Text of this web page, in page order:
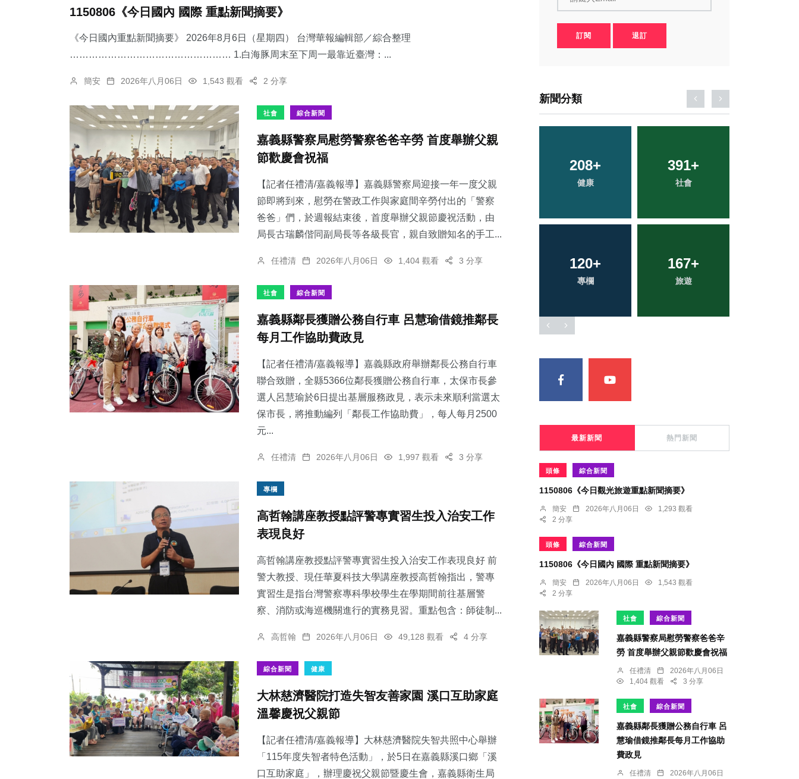
1150806《今日國內 國際 重點新聞摘要》
《今日國內重點新聞摘要》 2026年8月6日（星期四） 台灣華報編輯部／綜合整理
…………………………………………… 1.​白海豚周末至下周一最靠近臺灣：...
簡安 2026年八月06日 1,543 觀看 2 分享
社會 綜合新聞
嘉義縣警察局慰勞警察爸爸辛勞 首度舉辦父親
節歡慶會祝福
【記者任禮清/嘉義報導】嘉義縣警察局迎接一年一度父親
節即將到來，慰勞在警政工作與家庭間辛勞付出的「警察
爸爸」們，於週報結束後，首度舉辦父親節慶祝活動，由
局長古瑞麟偕同副局長等各級長官，親自致贈知名的手工...
任禮清 2026年八月06日 1,404 觀看 3 分享
社會 綜合新聞
嘉義縣鄰長獲贈公務自行車 呂慧瑜借鏡推鄰長
每月工作協助費政見
【記者任禮清/嘉義報導】嘉義縣政府舉辦鄰長公務自行車
聯合致贈，全縣5366位鄰長獲贈公務自行車，太保市長參
選人呂慧瑜於6日提出基層服務政見，表示未來順利當選太
保市長，將推動編列「鄰長工作協助費」，每人每月2500
元...
任禮清 2026年八月06日 1,997 觀看 3 分享
專欄
高哲翰講座教授點評警專實習生投入治安工作
表現良好
高哲翰講座教授點評警專實習生投入治安工作表現良好 前
警大教授、現任華夏科技大學講座教授高哲翰指出，警專
實習生是指台灣警察專科學校學生在學期間前往基層警
察、消防或海巡機關進行的實務見習。重點包含：師徒制...
高哲翰 2026年八月06日 49,128 觀看 4 分享
綜合新聞 健康
大林慈濟醫院打造失智友善家園 溪口互助家庭
溫馨慶祝父親節
【記者任禮清/嘉義報導】大林慈濟醫院失智共照中心舉辦
「115年度失智者特色活動」，於5日在嘉義縣溪口鄉「溪
口互助家庭」，辦理慶祝父親節暨慶生會，嘉義縣衛生局
訂閱 退訂
新聞分類
229+
文教
73+
農業
701+
綜合新聞 健康 社會
120+ 167
34+
科技新知
229+
文教
2+
大陸
52+
頭條
最新新聞 熱門新聞
頭條 綜合新聞
1150806《今日觀光旅遊重點新聞摘要》
簡安 2026年八月06日
1,293 觀看
2 分享
頭條 綜合新聞
1150806《今日國內 國際 重點新聞摘要》
簡安 2026年八月06日
1,543 觀看
2 分享
社會 綜合新聞
嘉義縣警察局慰勞警察爸爸辛
勞 首度舉辦父親節歡慶會祝福
任禮清
2026年八月06日
1,404 觀看
3 分享
社會 綜合新聞
嘉義縣鄰長獲贈公務自行車 呂
慧瑜借鏡推鄰長每月工作協助
費政見
任禮清
2026年八月06日